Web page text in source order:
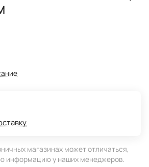
магазинах может отличаться,
информацию у наших менеджеров.